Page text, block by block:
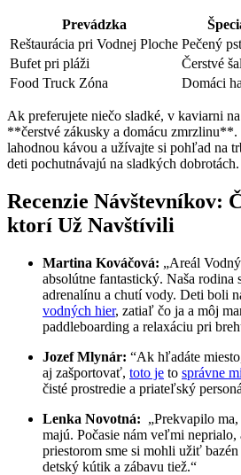
Prevádzka
Reštaurácia​ pri ​Vodnej Ploche Pečený
Bufet ⁤pri pláži
Čerstvé
Food ‌Truck ​Zóna
Domáci
⁢Ak preferujete niečo sladké, v kaviarni
**čerstvé zákusky a domácu zmrzlinu**.
lahodnou kávou a užívajte si pohľad‌ na
deti pochutnávajú na sladkých ‌dobrotách.
Recenzie Návštevníkov:
ktorí Už Navštívili
Martina Kováčová: „Areál
absolútne​ fantastický. Naša‍
adrenalínu ​a chutí ⁢vody. Deti boli
vodných hier, zatiaľ⁣ čo⁣ ja a ⁣môj⁢
‍paddleboarding a ⁣relaxáciu pri
Jozef Mlynár: ⁣“Ak hľadáte
aj zašportovať, toto je ⁢to správne
čisté prostredie a priateľský
Lenka⁢ Novotná:
„Prekvapilo
majú. Počasie nám veľmi
priestorom ​sme si mohli užiť
detský kútik a zábavu tiež.“